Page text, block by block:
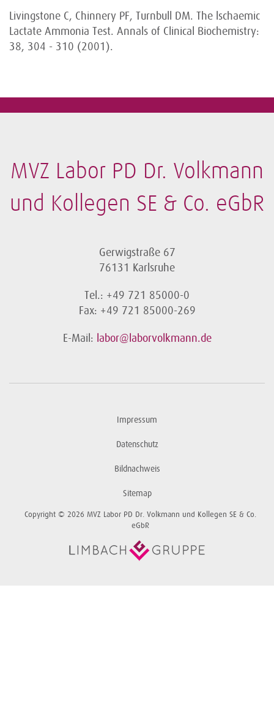
Livingstone C, Chinnery PF, Turnbull DM. The lschaemic
Lactate Ammonia Test. Annals of Clinical Biochemistry:
38, 304 - 310 (2001).
MVZ Labor PD Dr. Volkmann
und Kollegen SE & Co. eGbR
Gerwigstraße 67
76131 Karlsruhe
Tel.: +49 721 85000-0
Fax: +49 721 85000-269
E-Mail: labor@laborvolkmann.de
Impressum
Datenschutz
Bildnachweis
Sitemap
Copyright © 2026 MVZ Labor PD Dr. Volkmann und Kollegen SE & Co.
eGbR